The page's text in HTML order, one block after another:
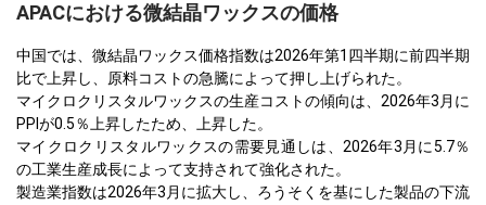
APACにおける微結晶ワックスの価格
中国では、微結晶ワックス価格指数は2026年第1四半期に前四半期
比で上昇し、原料コストの急騰によって押し上げられた。
マイクロクリスタルワックスの生産コストの傾向は、2026年3月に
PPIが0.5％上昇したため、上昇した。
マイクロクリスタルワックスの需要見通しは、2026年3月に5.7％
の工業生産成長によって支持されて強化された。
製造業指数は2026年3月に拡大し、ろうそくを基にした製品の下流